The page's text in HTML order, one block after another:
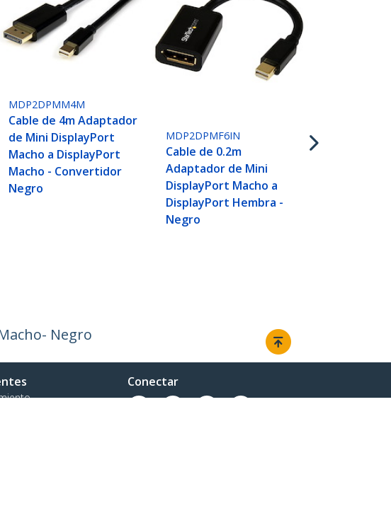
MDP2DPMM4M
Cable de 4m Adaptador
de Mini DisplayPort
Macho a DisplayPort
Macho - Convertidor
Negro
MDP2DPMF6IN
Cable de 0.2m
Adaptador de Mini
DisplayPort Macho a
DisplayPort Hembra -
Negro
Negro
Conectar